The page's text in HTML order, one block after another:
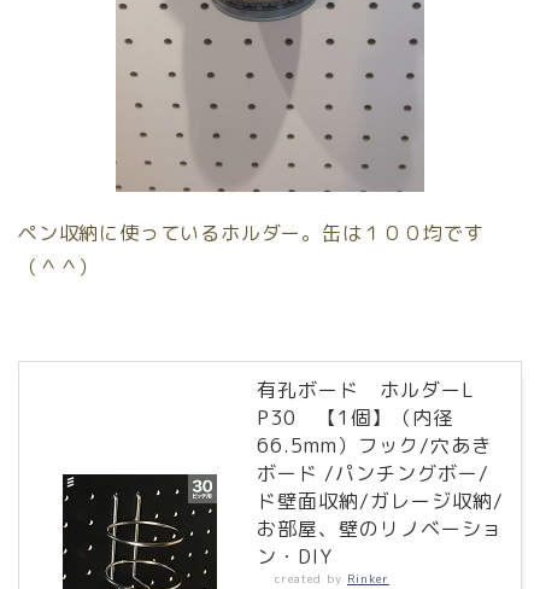
ペン収納に使っているホルダー。缶は１００均です
（＾＾）
有孔ボード ホルダーL
P30 【1個】（内径
66.5mm）フック/穴あき
ボード /パンチングボー/
ド壁面収納/ガレージ収納/
お部屋、壁のリノベーショ
ン・DIY
created by Rinker